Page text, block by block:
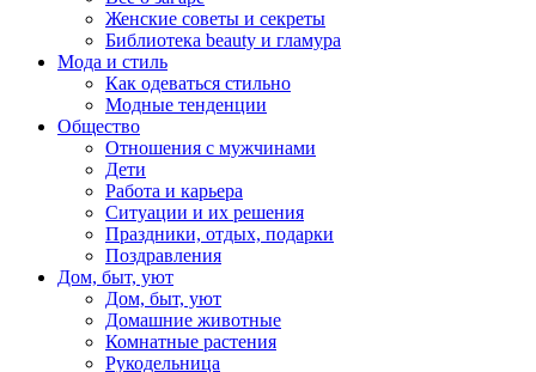
Женские советы и секреты
Библиотека beauty и гламура
Мода и стиль
Как одеваться стильно
Модные тенденции
Общество
Отношения с мужчинами
Дети
Работа и карьера
Ситуации и их решения
Праздники, отдых, подарки
Поздравления
Дом, быт, уют
Дом, быт, уют
Домашние животные
Комнатные растения
Рукодельница